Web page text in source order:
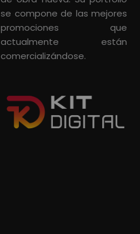
se compone de las mejores
promociones que
actualmente están
comercializándose.